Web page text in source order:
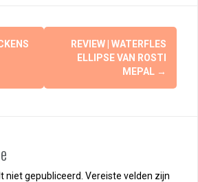
REVIEW | WATERFLES
ELLIPSE VAN ROSTI
MEPAL →
niet gepubliceerd. Vereiste velden zijn